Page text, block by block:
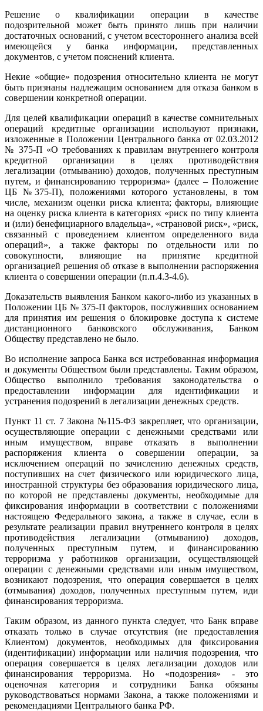
Решение о квалификации операции в качестве
подозрительной может быть принято лишь при наличии
достаточных оснований, с учетом всестороннего анализа всей
имеющейся у банка информации, представленных
документов, с учетом пояснений клиента.
Некие «общие» подозрения относительно клиента не могут
быть признаны надлежащим основанием для отказа банком в
совершении конкретной операции.
Для целей квалификации операций в качестве сомнительных
операций кредитные организации используют признаки,
изложенные в Положении Центрального банка от 02.03.2012
№ 375-П «О требованиях к правилам внутреннего контроля
кредитной организации в целях противодействия
легализации (отмыванию) доходов, полученных преступным
путем, и финансированию терроризма» (далее – Положение
ЦБ №375-П), положениями которого установлены, в том
числе, механизм оценки риска клиента; факторы, влияющие
на оценку риска клиента в категориях «риск по типу клиента
и (или) бенефициарного владельца», «страновой риск», «риск,
связанный с проведением клиентом определенного вида
операций», а также факторы по отдельности или по
совокупности, влияющие на принятие кредитной
организацией решения об отказе в выполнении распоряжения
клиента о совершении операции (п.п.4.3-4.6).
Доказательств выявления Банком какого-либо из указанных в
Положении ЦБ № 375-П факторов, послуживших основанием
для принятия им решения о блокировке доступа к системе
дистанционного банковского обслуживания, Банком
Обществу представлено не было.
Во исполнение запроса Банка вся истребованная информация
и документы Обществом были представлены. Таким образом,
Общество выполнило требования законодательства о
предоставлении информации для идентификации и
устранения подозрений в легализации денежных средств.
Пункт 11 ст. 7 Закона №115-ФЗ закрепляет, что организации,
осуществляющие операции с денежными средствами или
иным имуществом, вправе отказать в выполнении
распоряжения клиента о совершении операции, за
исключением операций по зачислению денежных средств,
поступивших на счет физического или юридического лица,
иностранной структуры без образования юридического лица,
по которой не представлены документы, необходимые для
фиксирования информации в соответствии с положениями
настоящею Федерального закона, а также в случае, если в
результате реализации правил внутреннего контроля в целях
противодействия легализации (отмыванию) доходов,
полученных преступным путем, и финансированию
терроризма у работников организации, осуществляющей
операции с денежными средствами или иным имуществом,
возникают подозрения, что операция совершается в целях
(отмывания) доходов, полученных преступным путем, иди
финансирования терроризма.
Таким образом, из данного пункта следует, что Банк вправе
отказать только в случае отсутствия (не предоставления
Клиентом) документов, необходимых для фиксирования
(идентификации) информации или наличия подозрения, что
операция совершается в целях легализации доходов или
финансирования терроризма. Но «подозрения» - это
оценочная категория и сотрудники Банка обязаны
руководствоваться нормами Закона, а также положениями и
рекомендациями Центрального банка РФ.